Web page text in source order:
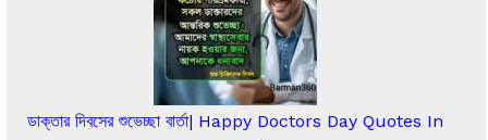
ডাক্তার দিবসের শুভেচ্ছা বার্তা| Happy Doctors Day Quotes In